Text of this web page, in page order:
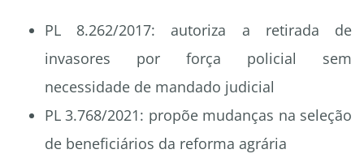
PL 8.262/2017: autoriza a retirada de
invasores por força policial sem
necessidade de mandado judicial
PL 3.768/2021: propõe mudanças na seleção
de beneficiários da reforma agrária